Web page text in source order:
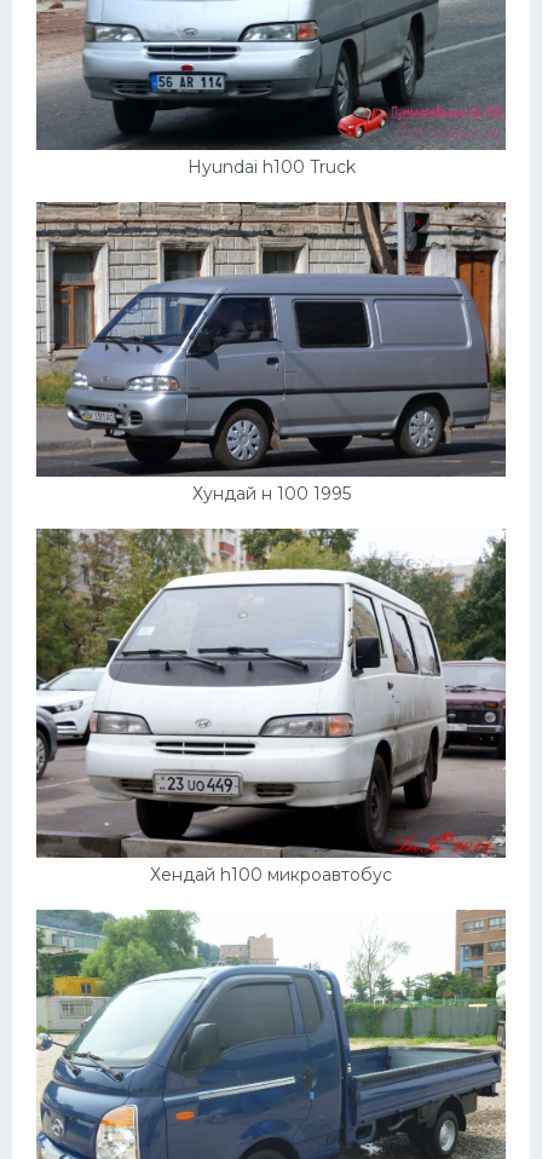
Hyundai h100 Truck
Хундай н 100 1995
Хендай h100 микроавтобус